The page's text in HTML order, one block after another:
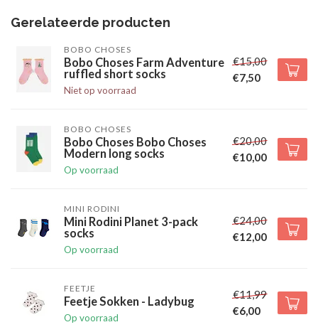
Gerelateerde producten
BOBO CHOSES
Bobo Choses Farm Adventure
ruffled short socks
Niet op voorraad
€15,00
€7,50
BOBO CHOSES
Bobo Choses Bobo Choses
Modern long socks
Op voorraad
€20,00
€10,00
MINI RODINI
Mini Rodini Planet 3-pack
socks
Op voorraad
€24,00
€12,00
FEETJE
Feetje Sokken - Ladybug
Op voorraad
€11,99
€6,00